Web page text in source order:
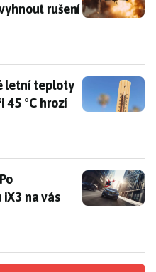
rušení
letní teploty škodí
letní teploty
45 °C hrozí
nastartování
na vás